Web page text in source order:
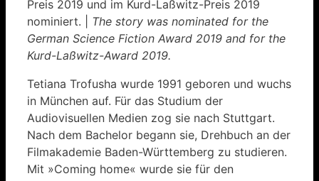
Preis 2019 und im Kurd-Laßwitz-Preis 2019
nominiert. | The story was nominated for the
German Science Fiction Award 2019 and for the
Kurd-Laßwitz-Award 2019.
Tetiana Trofusha wurde 1991 geboren und wuchs
in München auf. Für das Studium der
Audiovisuellen Medien zog sie nach Stuttgart.
Nach dem Bachelor begann sie, Drehbuch an der
Filmakademie Baden-Württemberg zu studieren.
Mit »Coming home« wurde sie für den